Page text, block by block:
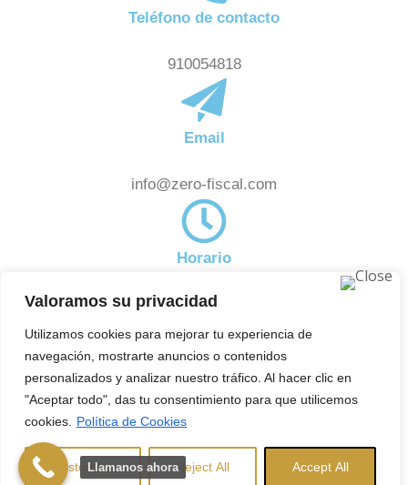
Valoramos su privacidad
Utilizamos cookies para mejorar tu experiencia de
navegación, mostrarte anuncios o contenidos
personalizados y analizar nuestro tráfico. Al hacer clic en
"Aceptar todo", das tu consentimiento para que utilicemos
cookies.
Política de Cookies
Customise Reject All Accept All
Teléfono de contacto
910054818
Email
info@zero-fiscal.com
Horario
De 8:00am a 18:00pm
Noticias
Subscríbete a nuestra newsletter y estate al día de
aquellas novedades en el ámbito fiscal que pueden
afectarte.
reservados. Aviso Legal|Política de
Llamanos ahora